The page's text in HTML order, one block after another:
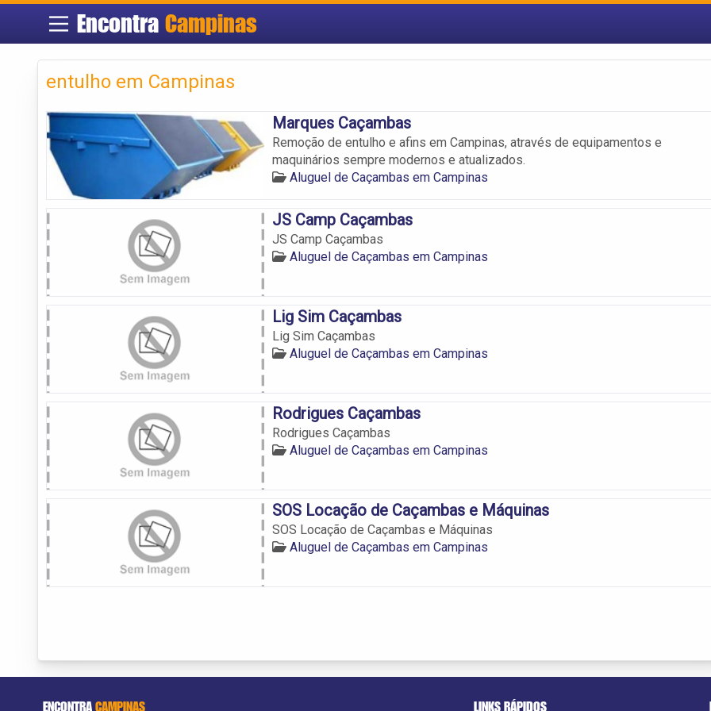
EncontraCampinas
entulho em Campinas
Marques Caçambas
Remoção de entulho e afins em Campinas, através de equipamentos e
maquinários sempre modernos e atualizados.
Aluguel de Caçambas em Campinas
JS Camp Caçambas
JS Camp Caçambas
Aluguel de Caçambas em Campinas
Lig Sim Caçambas
Lig Sim Caçambas
Aluguel de Caçambas em Campinas
Rodrigues Caçambas
Rodrigues Caçambas
Aluguel de Caçambas em Campinas
SOS Locação de Caçambas e Máquinas
SOS Locação de Caçambas e Máquinas
Aluguel de Caçambas em Campinas
ENCONTRACAMPINAS LINKS RÁPIDOS